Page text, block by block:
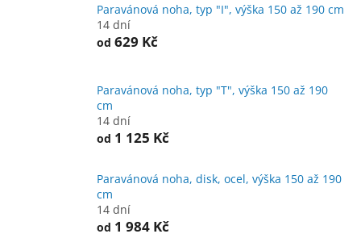
Paravánová noha, typ "I", výška 150 až 190 cm
14 dní
od 629 Kč
Paravánová noha, typ "T", výška 150 až 190
cm
14 dní
od 1 125 Kč
Paravánová noha, disk, ocel, výška 150 až 190
cm
14 dní
od 1 984 Kč